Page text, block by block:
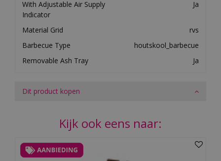
With Adjustable Air Supply
Indicator
Ja
Material Grid
rvs
Barbecue Type
houtskool_barbecue
Removable Ash Tray
Ja
Dit product kopen
Kijk ook eens naar: